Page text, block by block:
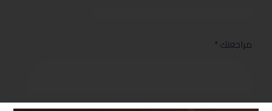
مراجعتك*